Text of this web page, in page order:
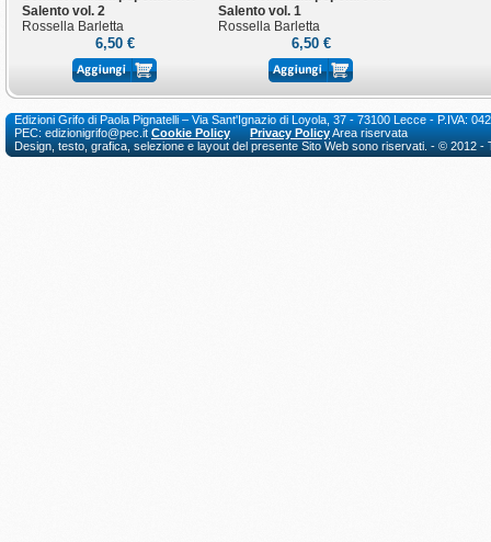
Salento vol. 2
Rossella Barletta
6,50 €
Salento vol. 1
Rossella Barletta
6,50 €
Edizioni Grifo di Paola Pignatelli – Via Sant'Ignazio di Loyola, 37 - 73100 Lecce - P.IVA:
PEC: edizionigrifo@pec.it Cookie Policy Privacy PolicyArea riservata
Design, testo, grafica, selezione e layout del presente Sito Web sono riservati. - © 2012 -